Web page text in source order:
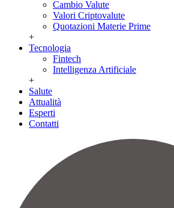
Cambio Valute
Valori Criptovalute
Quotazioni Materie Prime
+
Tecnologia
Fintech
Intelligenza Artificiale
+
Salute
Attualità
Esperti
Contatti